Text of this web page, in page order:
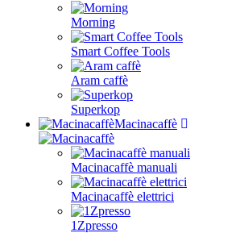
Morning
Smart Coffee Tools
Aram caffè
Superkop
Macinacaffè
Macinacaffè manuali
Macinacaffè elettrici
1Zpresso